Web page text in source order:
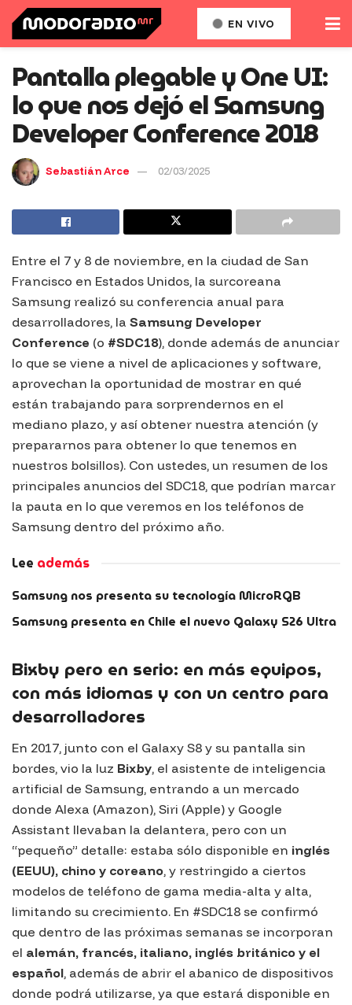
EN VIVO
Pantalla plegable y One UI:
lo que nos dejó el Samsung
Developer Conference 2018
Sebastián Arce 02/03/2025
Entre el 7 y 8 de noviembre, en la ciudad de San
Francisco en Estados Unidos, la surcoreana
Samsung realizó su conferencia anual para
desarrolladores, la Samsung Developer
Conference (o #SDC18), donde además de anunciar
lo que se viene a nivel de aplicaciones y software,
aprovechan la oportunidad de mostrar en qué
están trabajando para sorprendernos en el
mediano plazo, y así obtener nuestra atención (y
prepararnos para obtener lo que tenemos en
nuestros bolsillos). Con ustedes, un resumen de los
principales anuncios del SDC18, que podrían marcar
la pauta en lo que veremos en los teléfonos de
Samsung dentro del próximo año.
Lee además
Samsung nos presenta su tecnología MicroRGB
Samsung presenta en Chile el nuevo Galaxy S26 Ultra
Bixby pero en serio: en más equipos,
con más idiomas y con un centro para
desarrolladores
En 2017, junto con el Galaxy S8 y su pantalla sin
bordes, vio la luz Bixby, el asistente de inteligencia
artificial de Samsung, entrando a un mercado
donde Alexa (Amazon), Siri (Apple) y Google
Assistant llevaban la delantera, pero con un
“pequeño” detalle: estaba sólo disponible en inglés
(EEUU), chino y coreano, y restringido a ciertos
modelos de teléfono de gama media-alta y alta,
limitando su crecimiento. En #SDC18 se confirmó
que dentro de las próximas semanas se incorporan
el alemán, francés, italiano, inglés británico y el
español, además de abrir el abanico de dispositivos
donde podrá utilizarse, ya que estará disponible en